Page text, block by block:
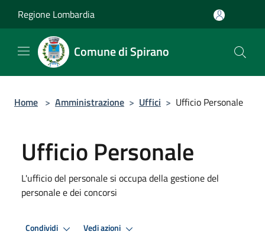
Regione Lombardia
Comune di Spirano
Home > Amministrazione > Uffici > Ufficio Personale
Ufficio Personale
L'ufficio del personale si occupa della gestione del
personale e dei concorsi
Condividi Vedi azioni